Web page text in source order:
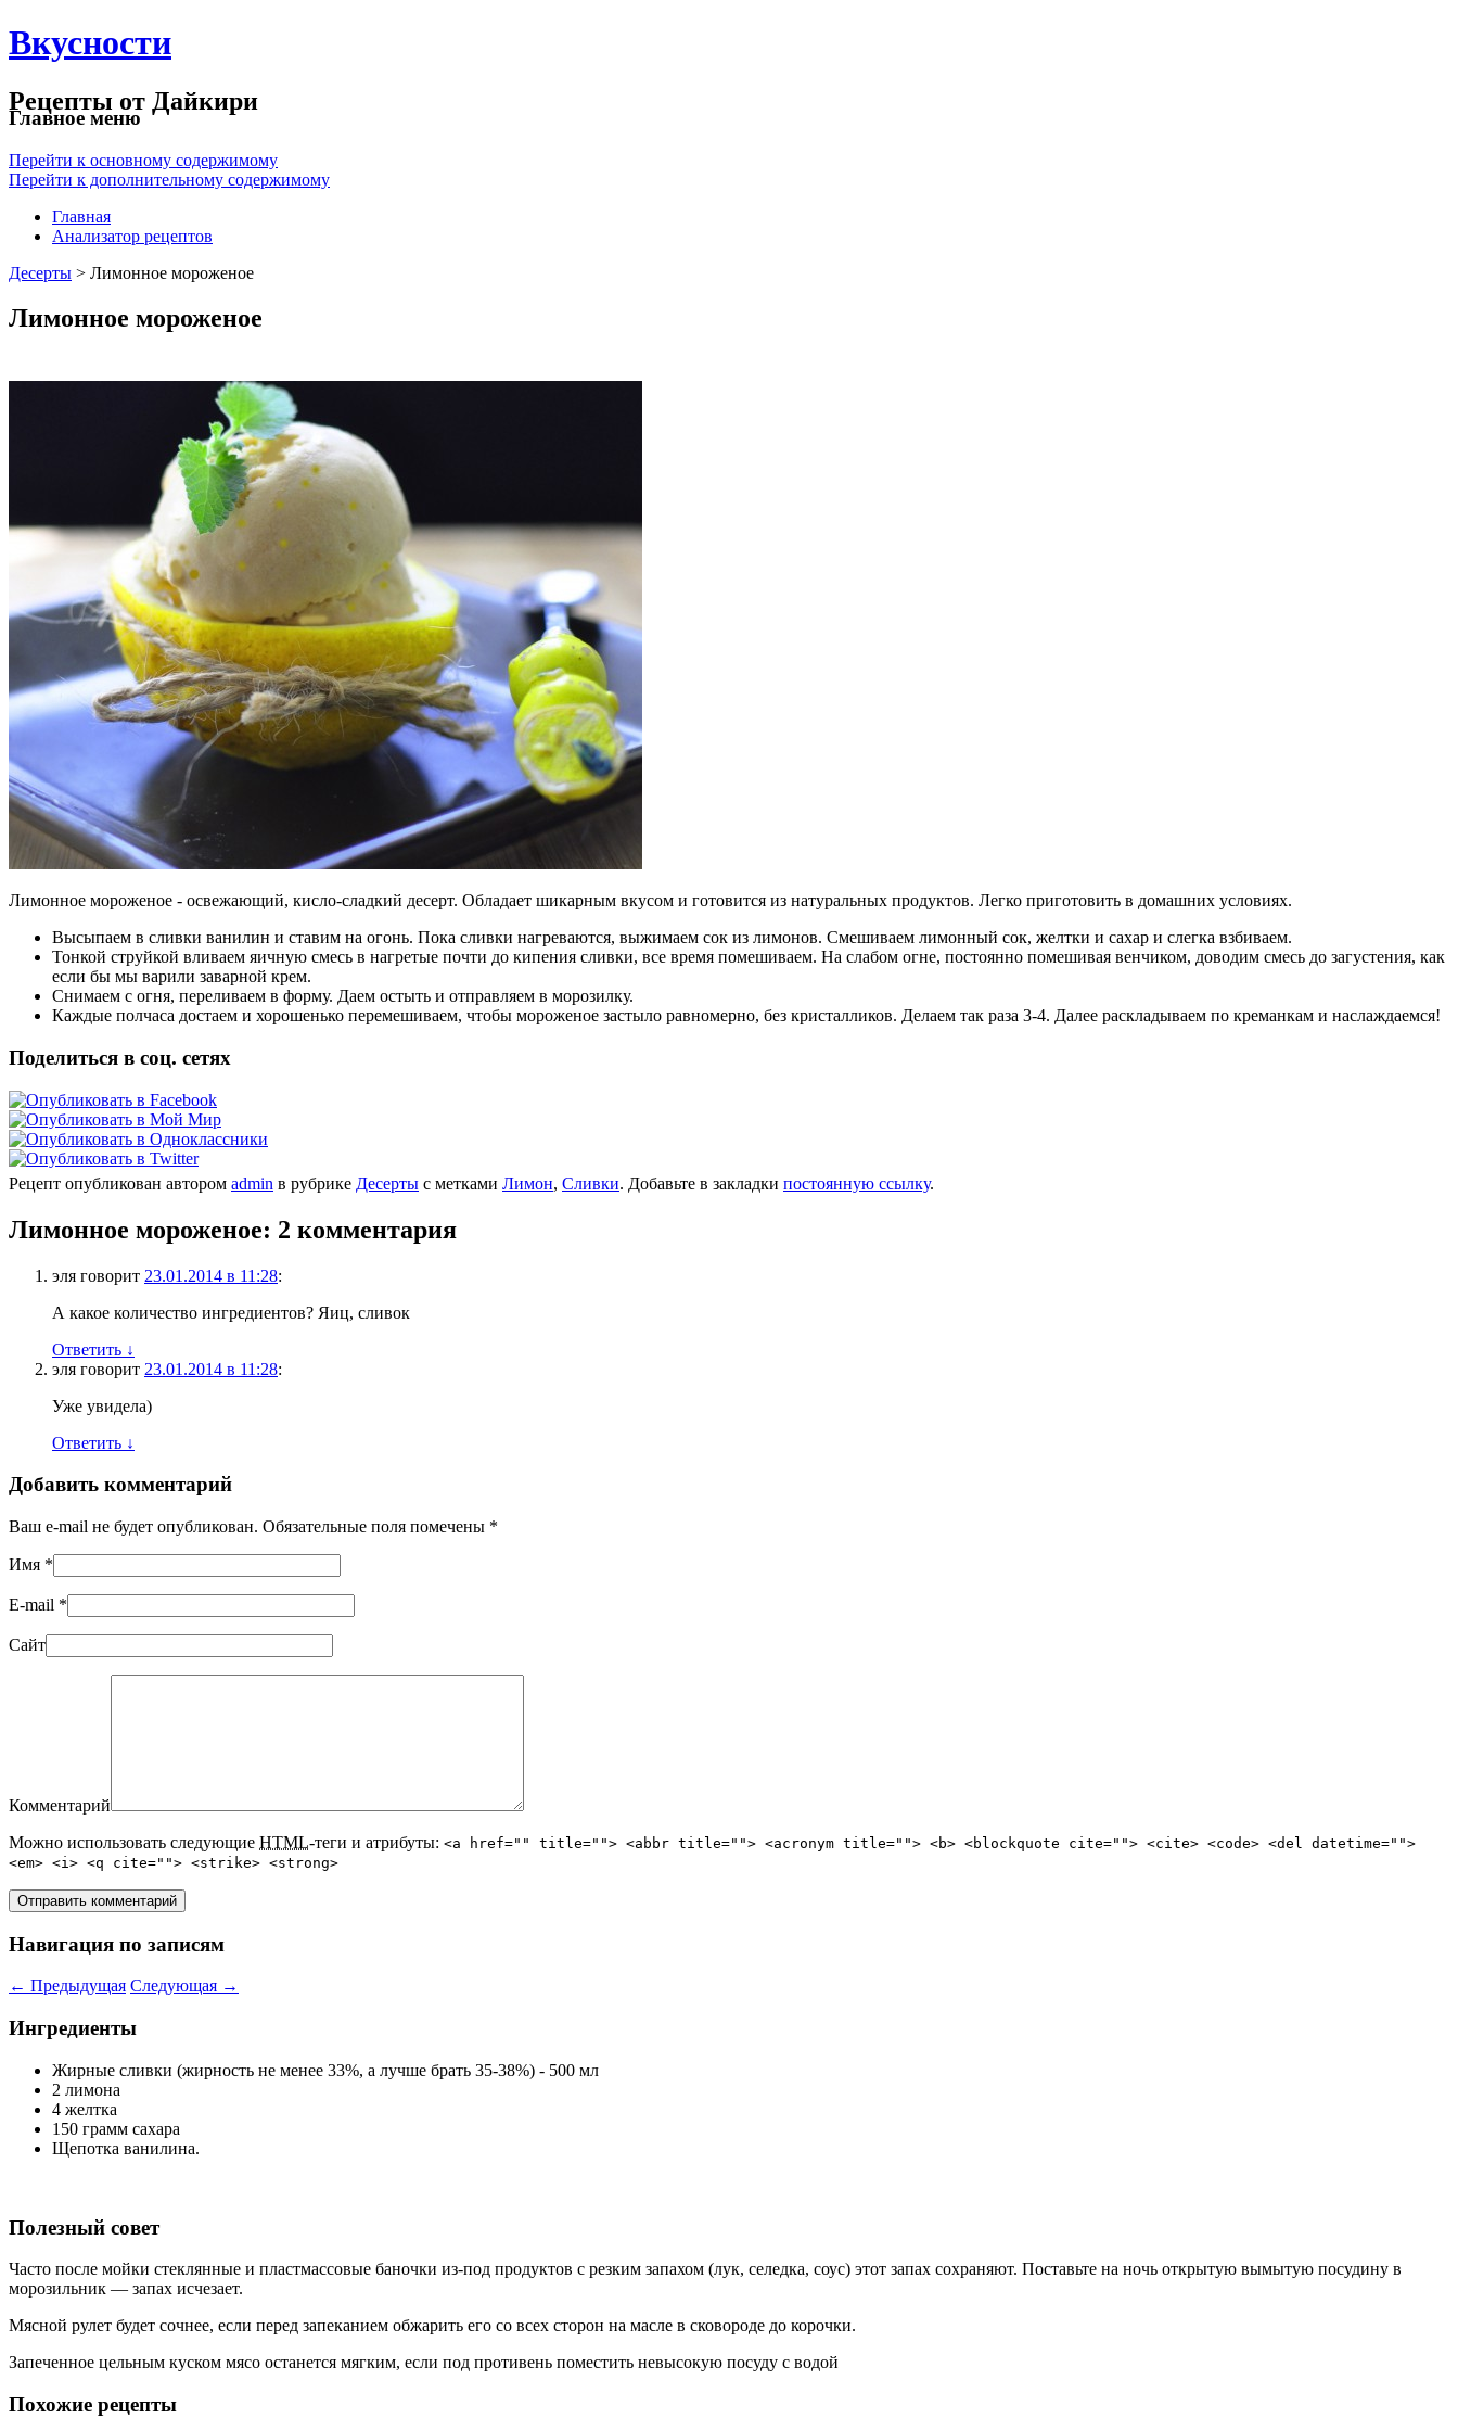
Вкусности
Рецепты от Дайкири
Главное меню
Перейти к основному содержимому
Перейти к дополнительному содержимому
Главная
Анализатор рецептов
Десерты > Лимонное мороженое
Лимонное мороженое
Лимонное мороженое - освежающий, кисло-сладкий десерт. Обладает шикарным вкусом и готовится из натуральных продуктов. Легко приготовить в домашних условиях.
Высыпаем в сливки ванилин и ставим на огонь. Пока сливки нагреваются, выжимаем сок из лимонов. Смешиваем лимонный сок, желтки и сахар и слегка взбиваем.
Тонкой струйкой вливаем яичную смесь в нагретые почти до кипения сливки, все время помешиваем. На слабом огне, постоянно помешивая венчиком, доводим смесь до загустения, как
если бы мы варили заварной крем.
Снимаем с огня, переливаем в форму. Даем остыть и отправляем в морозилку.
Каждые полчаса достаем и хорошенько перемешиваем, чтобы мороженое застыло равномерно, без кристалликов. Делаем так раза 3-4. Далее раскладываем по креманкам и наслаждаемся!
Поделиться в соц. сетях
Рецепт опубликован автором admin в рубрике Десерты с метками Лимон, Сливки. Добавьте в закладки постоянную ссылку.
Лимонное мороженое: 2 комментария
эля говорит 23.01.2014 в 11:28:
А какое количество ингредиентов? Яиц, сливок
Ответить ↓
эля говорит 23.01.2014 в 11:28:
Уже увидела)
Ответить ↓
Добавить комментарий
Ваш e-mail не будет опубликован. Обязательные поля помечены *
Имя *
E-mail *
Сайт
Комментарий
Можно использовать следующие HTML-теги и атрибуты: <a href="" title=""> <abbr title=""> <acronym title=""> <b> <blockquote cite=""> <cite> <code> <del datetime="">
<em> <i> <q cite=""> <strike> <strong>
Навигация по записям
← Предыдущая Следующая →
Ингредиенты
Жирные сливки (жирность не менее 33%, а лучше брать 35-38%) - 500 мл
2 лимона
4 желтка
150 грамм сахара
Щепотка ванилина.
Полезный совет
Часто после мойки стеклянные и пластмассовые баночки из-под продуктов с резким запахом (лук, селедка, соус) этот запах сохраняют. Поставьте на ночь открытую вымытую посудину в
морозильник — запах исчезает.
Мясной рулет будет сочнее, если перед запеканием обжарить его со всех сторон на масле в сковороде до корочки.
Запеченное цельным куском мясо останется мягким, если под противень поместить невысокую посуду с водой
Похожие рецепты